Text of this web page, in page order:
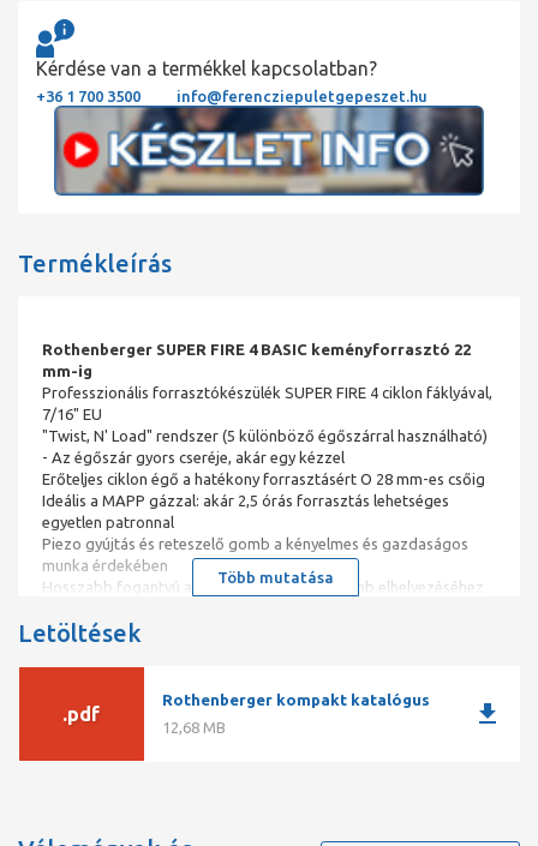
Kérdése van a termékkel kapcsolatban?
+36 1 700 3500 info@ferencziepuletgepeszet.hu
Termékleírás
Rothenberger SUPER FIRE 4 BASIC keményforrasztó 22
mm-ig
Professzionális forrasztókészülék SUPER FIRE 4 ciklon fáklyával,
7/16" EU
"Twist, N' Load" rendszer (5 különböző égőszárral használható)
- Az égőszár gyors cseréje, akár egy kézzel
Erőteljes ciklon égő a hatékony forrasztásért O 28 mm-es csőig
Ideális a MAPP gázzal: akár 2,5 órás forrasztás lehetséges
egyetlen patronnal
Piezo gyújtás és reteszelő gomb a kényelmes és gazdaságos
munka érdekében
Hosszabb fogantyú a gázpatron még stabilabb elhelyezéséhez
Több mutatása
Letöltések
.pdf
Rothenberger kompakt katalógus
12,68 MB
download